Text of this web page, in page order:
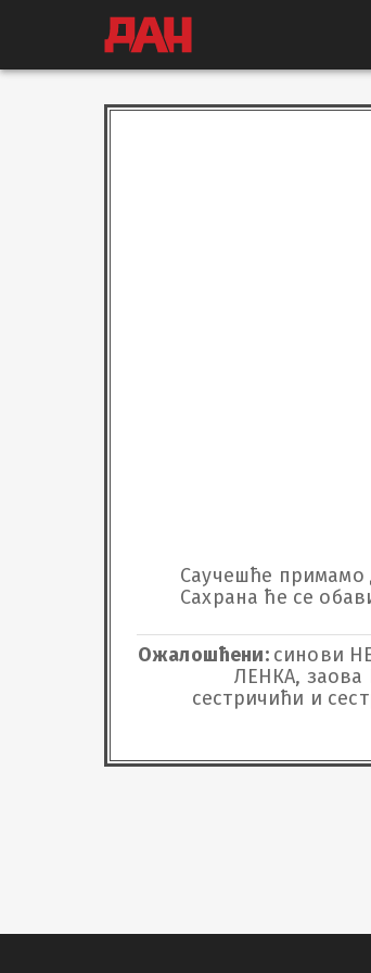
Саучешће примамо
Сахрана ће се
Ожалошћени: синови
ЛЕНКА,
сестричићи и